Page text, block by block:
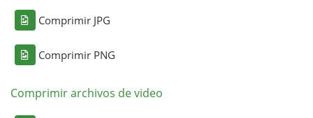
Comprimir JPG
Comprimir PNG
Comprimir archivos de video